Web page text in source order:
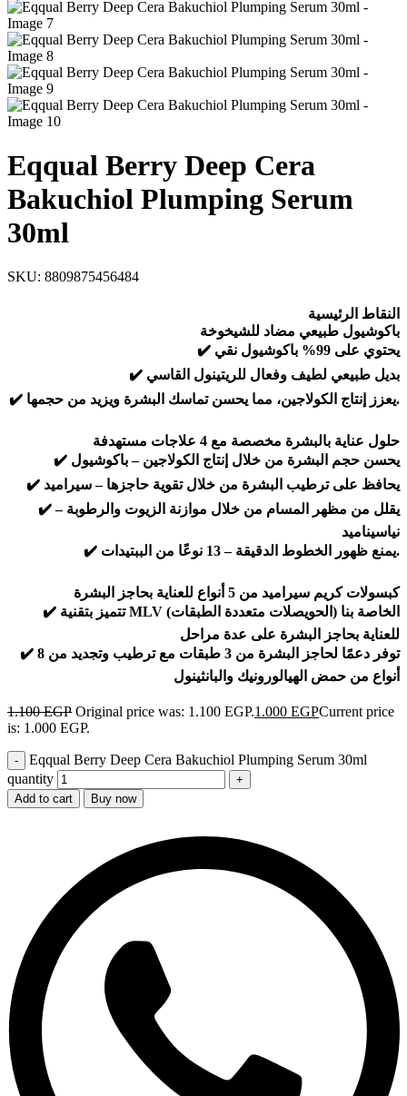
Eqqual Berry Deep Cera
Bakuchiol Plumping Serum
30ml
SKU: 8809875456484
النقاط الرئيسية
باكوشيول طبيعي مضاد للشيخوخة
✔️ يحتوي على 99% باكوشيول نقي
✔️ بديل طبيعي لطيف وفعال للريتينول القاسي
✔️ يعزز إنتاج الكولاجين، مما يحسن تماسك البشرة ويزيد من حجمها.
حلول عناية بالبشرة مخصصة مع 4 علاجات مستهدفة
✔️ يحسن حجم البشرة من خلال إنتاج الكولاجين – باكوشيول
✔️ يحافظ على ترطيب البشرة من خلال تقوية حاجزها – سيراميد
✔️ يقلل من مظهر المسام من خلال موازنة الزيوت والرطوبة –
نياسيناميد
✔️ يمنع ظهور الخطوط الدقيقة – 13 نوعًا من الببتيدات.
كبسولات كريم سيراميد من 5 أنواع للعناية بحاجز البشرة
✔️ تتميز بتقنية MLV (الحويصلات متعددة الطبقات) الخاصة بنا
للعناية بحاجز البشرة على عدة مراحل
✔️ توفر دعمًا لحاجز البشرة من 3 طبقات مع ترطيب وتجديد من 8
أنواع من حمض الهيالورونيك والبانثينول
1.100EGP Original price was: 1.100 EGP.1.000 EGPCurrent price
is: 1.000 EGP.
Eqqual Berry Deep Cera Bakuchiol Plumping Serum 30ml
quantity
Add to cart Buy now